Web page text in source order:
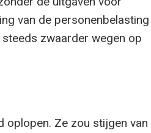
van de personenbelasting
zwaarder wegen op
oplopen. Ze zou stijgen van